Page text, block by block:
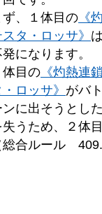
ず、１体目の 《
スタ・ロッサ》
になります。
体目の 《灼熱連
・ロッサ》 がバ
ンに出そうとし
失うため、２体
総合ルール